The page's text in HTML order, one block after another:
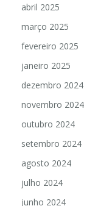
abril 2025
março 2025
fevereiro 2025
janeiro 2025
dezembro 2024
novembro 2024
outubro 2024
setembro 2024
agosto 2024
julho 2024
junho 2024